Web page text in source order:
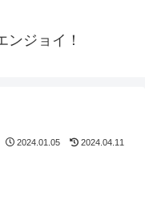
ンジョイ！
2024.01.05 2024.04.11